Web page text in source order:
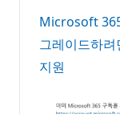
Microsoft
그레이드하
지원